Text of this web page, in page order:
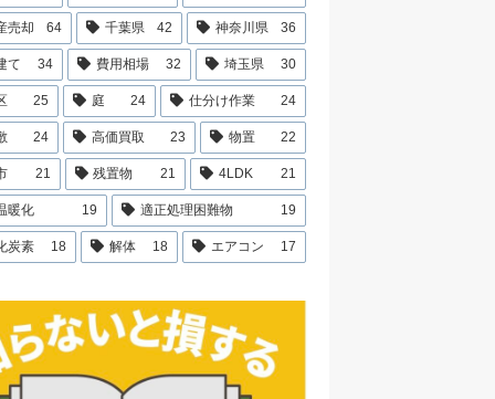
売却 64 千葉県 42 神奈川県 36
て 34 費用相場 32 埼玉県 30
25 庭 24 仕分け作業 24
24 高価買取 23 物置 22
21 残置物 21 4LDK 21
暖化 19 適正処理困難物 19
炭素 18 解体 18 エアコン 17